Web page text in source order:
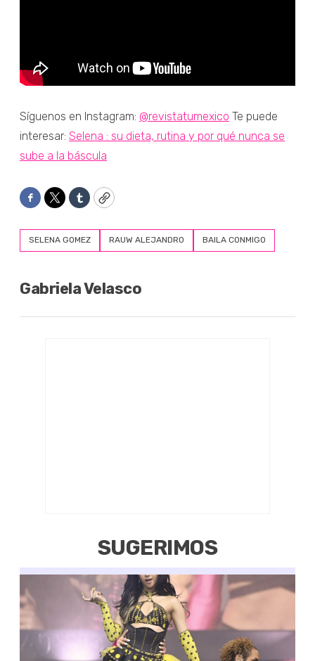
Síguenos en Instagram: @revistatumexico Te puede
interesar: Selena : su dieta, rutina y por qué nunca se
sube a la báscula
Facebook
TwitterTumblrCopy
SELENA GOMEZ RAUW ALEJANDRO BAILA CONMIGO
Gabriela Velasco
SUGERIMOS